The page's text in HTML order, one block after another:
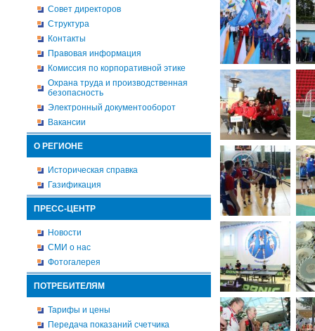
Совет директоров
Структура
Контакты
Правовая информация
Комиссия по корпоративной этике
Охрана труда и производственная
безопасность
Электронный документооборот
Вакансии
О РЕГИОНЕ
Историческая справка
Газификация
ПРЕСС-ЦЕНТР
Новости
СМИ о нас
Фотогалерея
ПОТРЕБИТЕЛЯМ
Тарифы и цены
Передача показаний счетчика